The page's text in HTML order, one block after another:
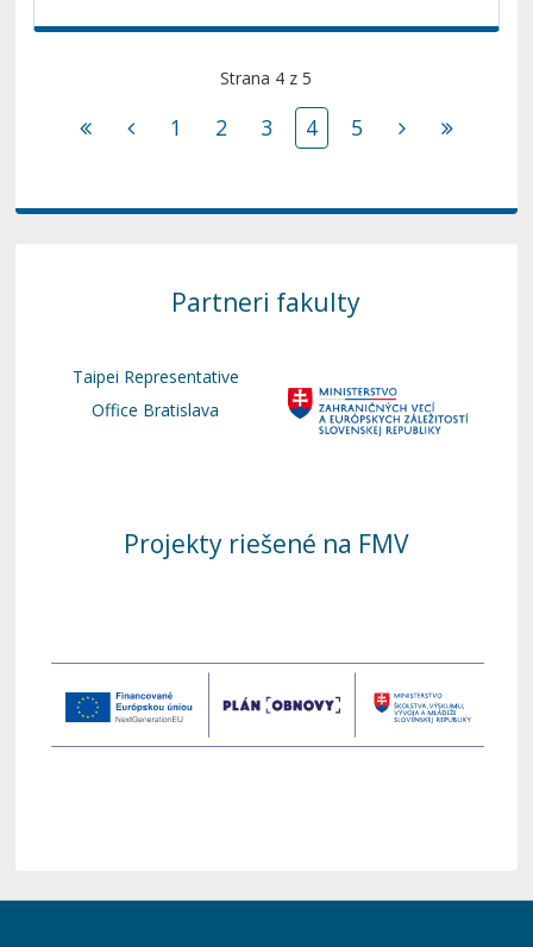
Strana 4 z 5
1 2 3 4 5
Partneri fakulty
Taipei Representative
Office Bratislava
Projekty riešené na FMV